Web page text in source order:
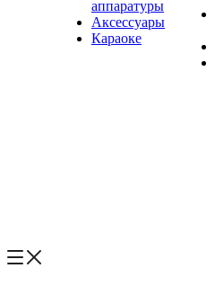
аппаратуры
Аксессуары
Караоке